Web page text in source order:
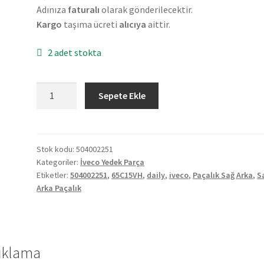
Adınıza faturalı olarak gönderilecektir.
Kargo taşıma ücreti alıcıya aittir.
2 adet stokta
Sağ
Arka
Paçalık
504002251
Sepete Ekle
Stok kodu:504002251
Kategoriler: İveco Yedek Parça
Etiketler:504002251, 65C15VH, daily, iveco, Paçalık Sağ Arka,
Arka Paçalık